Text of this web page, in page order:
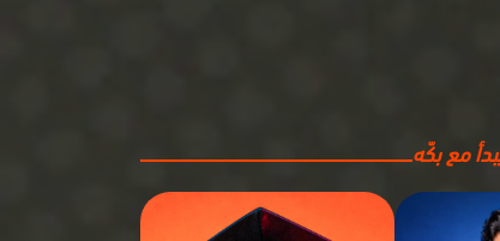
مع بكّه